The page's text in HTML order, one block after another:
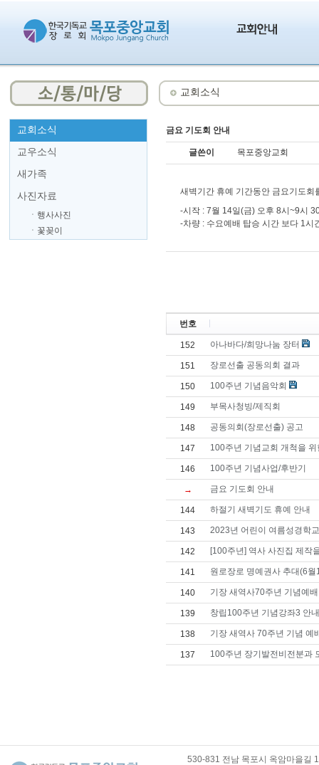
교회소식
교우소식
새가족
사진자료
ㆍ행사사진
ㆍ꽃꽂이
교회소식
금요 기도회 안내
글쓴이 목포중앙교회
새벽기간 휴예 기간동안 금요기도회
-시작 : 7월 14일(금) 오후 8시~9시
-차량 : 수요예배 탑승 시간 보다 1시
번호
152 아나바다/희망나눔 장터
151 장로선출 공동의회 결과
150 100주년 기념음악회
149 부목사청빙/제직회
148 공동의회(장로선출) 공고
147 100주년 기념교회 개척을 위
146 100주년 기념사업/후반기
→ 금요 기도회 안내
144 하절기 새벽기도 휴예 안내
143 2023년 어린이 여름성경학
142 [100주년] 역사 사진집 제작
141 원로장로 명예권사 추대(6월
140 기장 새역사70주년 기념예
139 창립100주년 기념강좌3 안내
138 기장 새역사 70주년 기념 예
137 100주년 장기발전비전분과
530-831 전남 목포시 옥암마을길